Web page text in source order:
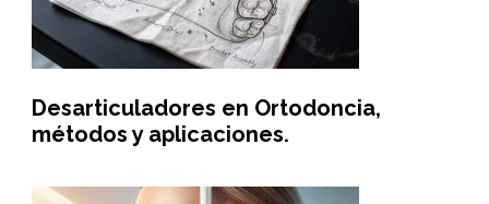
Desarticuladores en Ortodoncia,
métodos y aplicaciones.